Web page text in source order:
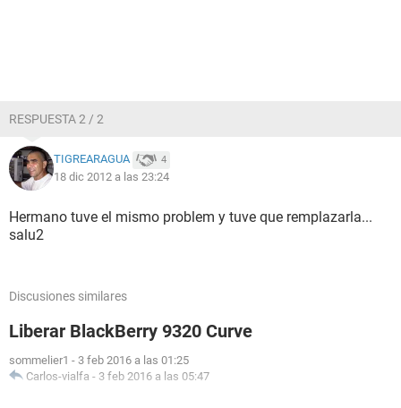
RESPUESTA 2 / 2
TIGREARAGUA 4
18 dic 2012 a las 23:24
Hermano tuve el mismo problem y tuve que remplazarla...
salu2
Discusiones similares
Liberar BlackBerry 9320 Curve
sommelier1 - 3 feb 2016 a las 01:25
Carlos-vialfa - 3 feb 2016 a las 05:47